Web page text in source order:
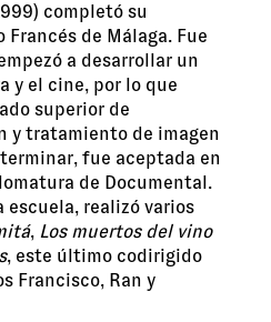
completó su
de Málaga. Fue
a desarrollar un
y el cine, por lo que
superior de
y tratamiento de imagen
fue aceptada en
de Documental.
escuela, realizó varios
, Los muertos del vino
, este último codirigido
Francisco, Ran y